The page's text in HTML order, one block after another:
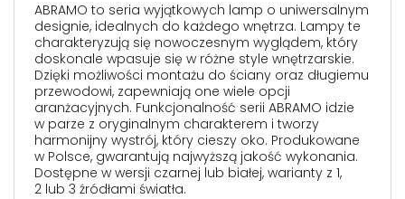
ABRAMO to seria wyjątkowych lamp o uniwersalnym
designie, idealnych do każdego wnętrza. Lampy te
charakteryzują się nowoczesnym wyglądem, który
doskonale wpasuje się w różne style wnętrzarskie.
Dzięki możliwości montażu do ściany oraz długiemu
przewodowi, zapewniają one wiele opcji
aranżacyjnych. Funkcjonalność serii ABRAMO idzie
w parze z oryginalnym charakterem i tworzy
harmonijny wystrój, który cieszy oko. Produkowane
w Polsce, gwarantują najwyższą jakość wykonania.
Dostępne w wersji czarnej lub białej, warianty z 1,
2 lub 3 źródłami światła.